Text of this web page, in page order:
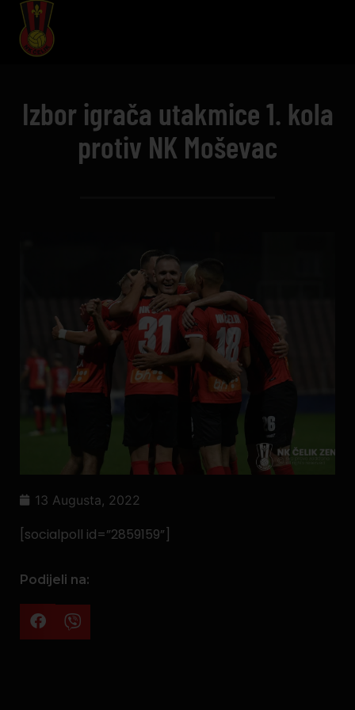
Izbor igrača utakmice 1. kola
protiv NK Moševac
13 Augusta, 2022
[socialpoll id=”2859159”]
Podijeli na: